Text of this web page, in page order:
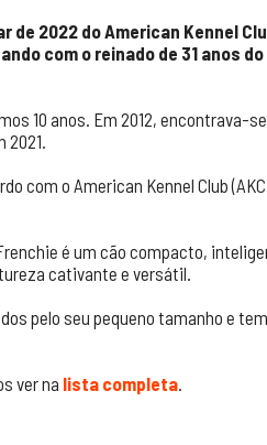
2022 do American Kennel
com o reinado de 31 anos
10 anos. Em 2012, encontrava-
2021.
com o American Kennel Club
é um cão compacto,
cativante e versátil.
pelo seu pequeno tamanho e
ver na lista completa.